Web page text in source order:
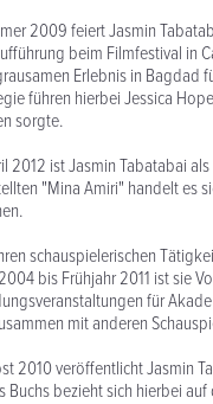
2009 feiert Jasmin
beim Filmfestival in
Erlebnis in Bagdad
führen hierbei Jessica
sorgte.
2012 ist Jasmin Tabatabai
"Mina Amiri" handelt es
schauspielerischen
bis Frühjahr 2011 ist sie
für
mit anderen
2010 veröffentlicht Jasmin
Buchs bezieht sich hierbei